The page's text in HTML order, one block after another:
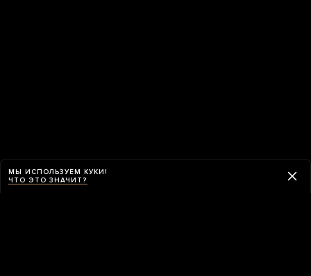
МЫ ИСПОЛЬЗУЕМ КУКИ!
ЧТО ЭТО ЗНАЧИТ?